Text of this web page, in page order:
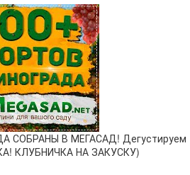
СОБРАНЫ В МЕГАСАД! Дегустируем
КЛУБНИЧКА НА ЗАКУСКУ)